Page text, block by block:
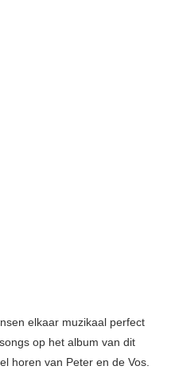
elkaar muzikaal perfect
op het album van dit
horen van Peter en de Vos.